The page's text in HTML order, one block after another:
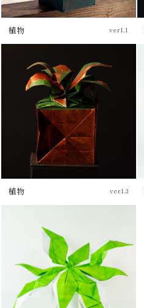
植物 ver1.1
植物 ver1.3